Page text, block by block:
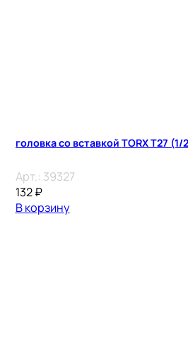
головка со
Арт.: 39327
132₽
В корзину